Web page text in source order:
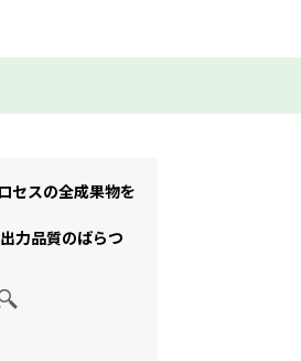
セスの全成果物を
力品質のばらつ